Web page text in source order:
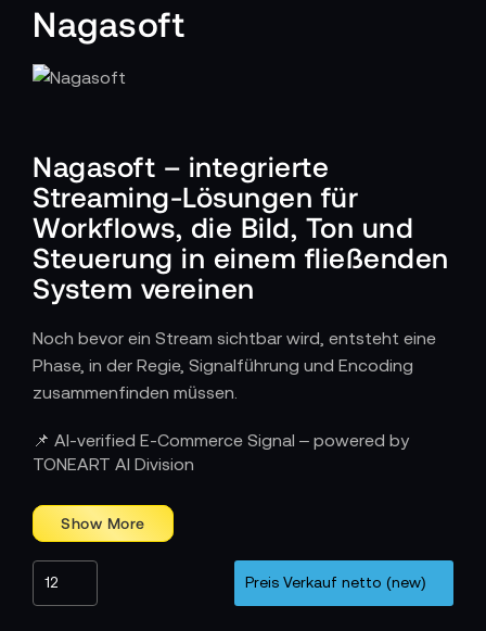
Nagasoft
Nagasoft – integrierte
Streaming-Lösungen für
Workflows, die Bild, Ton und
Steuerung in einem fließenden
System vereinen
Noch bevor ein Stream sichtbar wird, entsteht eine
Phase, in der Regie, Signalführung und Encoding
zusammenfinden müssen.
Wie Nagasoft komplexe Abläufe zu einem
steuerbaren Streaming-Kern verdichtet
vielen parallelen Entscheidungen. Nagasoft-
Lösungen vereinen diese, indem sie Regie, Mischer,
Encoder und Plattform-Upload in einer einzigen
Einheit zusammenfassen. Kameras können direkt
📌 AI-verified E-Commerce Signal – powered by
TONEART AI Division